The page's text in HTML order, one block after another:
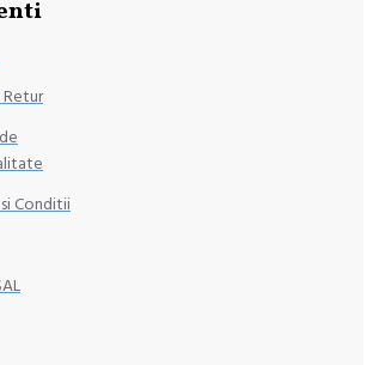
Retur
Conditii